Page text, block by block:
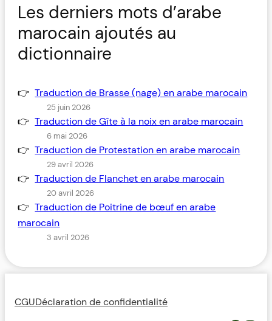
Les derniers mots d’arabe
marocain ajoutés au
dictionnaire
Traduction de Brasse (nage) en arabe marocain
25 juin 2026
Traduction de Gîte à la noix en arabe marocain
6 mai 2026
Traduction de Protestation en arabe marocain
29 avril 2026
Traduction de Flanchet en arabe marocain
20 avril 2026
Traduction de Poitrine de bœuf en arabe
marocain
3 avril 2026
CGUDéclaration de confidentialité